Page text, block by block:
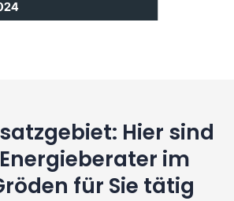
Hier sind
im
für Sie tätig